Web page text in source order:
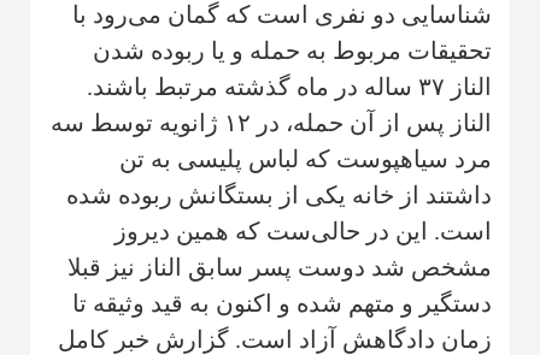
شناسایی دو نفری است که گمان می‌رود با
تحقیقات مربوط به حمله و یا ربوده شدن
الناز ۳۷ ساله در ماه گذشته مرتبط باشند.
الناز پس از آن حمله، در ۱۲ ژانویه توسط سه
مرد سیاهپوست که لباس پلیسی به تن
داشتند از خانه یکی از بستگانش ربوده شده
است. این در حالی‌ست که همین دیروز
مشخص شد دوست پسر سابق الناز نیز قبلا
دستگیر و متهم شده و اکنون به قید وثیقه تا
زمان دادگاهش آزاد است. گزارش خبر کامل